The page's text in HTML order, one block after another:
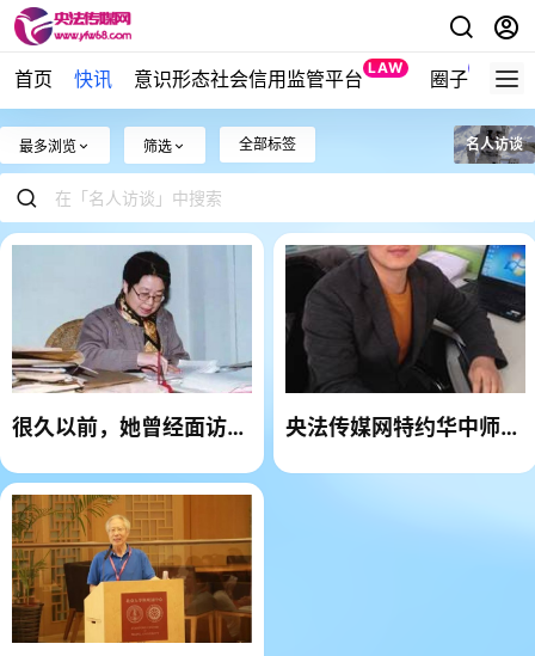
首页 快讯 意识形态社会信用监管平台 LAW 圈子 NEW
最多浏览 筛选 全部标签 名人访谈
很久以前，她曾经面访作
社资深总编牛素琴
央法传媒网特约华中师范